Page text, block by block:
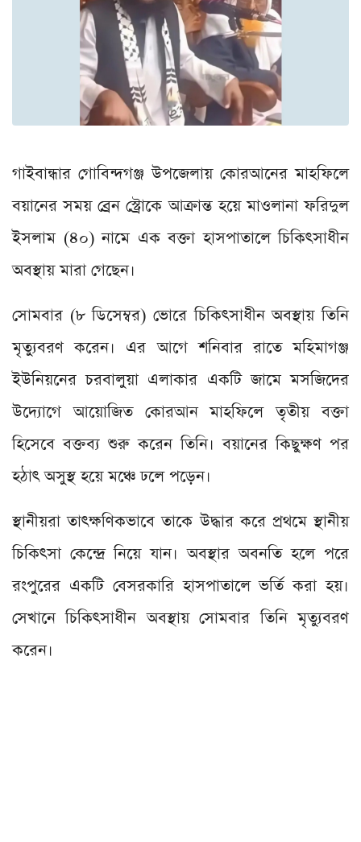
গাইবান্ধার গোবিন্দগঞ্জ উপজেলায় কোরআনের মাহফিলে
বয়ানের সময় ব্রেন স্ট্রোকে আক্রান্ত হয়ে মাওলানা ফরিদুল
ইসলাম (৪০) নামে এক বক্তা হাসপাতালে চিকিৎসাধীন
অবস্থায় মারা গেছেন।
সোমবার (৮ ডিসেম্বর) ভোরে চিকিৎসাধীন অবস্থায় তিনি
মৃত্যুবরণ করেন। এর আগে শনিবার রাতে মহিমাগঞ্জ
ইউনিয়নের চরবালুয়া এলাকার একটি জামে মসজিদের
উদ্যোগে আয়োজিত কোরআন মাহফিলে তৃতীয় বক্তা
হিসেবে বক্তব্য শুরু করেন তিনি। বয়ানের কিছুক্ষণ পর
হঠাৎ অসুস্থ হয়ে মঞ্চে ঢলে পড়েন।
স্থানীয়রা তাৎক্ষণিকভাবে তাকে উদ্ধার করে প্রথমে স্থানীয়
চিকিৎসা কেন্দ্রে নিয়ে যান। অবস্থার অবনতি হলে পরে
রংপুরের একটি বেসরকারি হাসপাতালে ভর্তি করা হয়।
সেখানে চিকিৎসাধীন অবস্থায় সোমবার তিনি মৃত্যুবরণ
করেন।